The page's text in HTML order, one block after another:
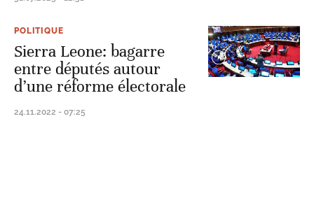
POLITIQUE
Sierra Leone: bagarre
entre députés autour
d’une réforme électorale
24.11.2022 - 07:25